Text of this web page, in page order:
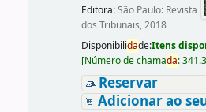
Editora:São Paulo: Revista
dos Tribunais, 2018
Disponibilidade:Itens
[Número de chamada:
Reservar
Adicionar ao